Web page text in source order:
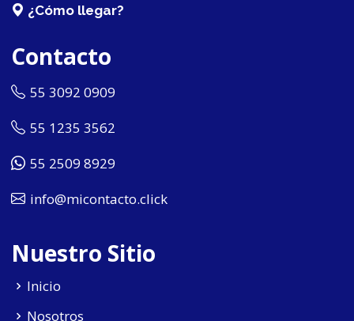
¿Cómo llegar?
Contacto
55 3092 0909
55 1235 3562
55 2509 8929
info@micontacto.click
Nuestro Sitio
Inicio
Nosotros